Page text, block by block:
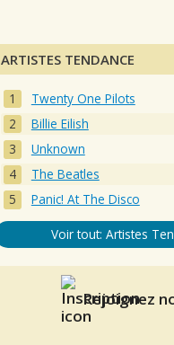
ARTISTES TENDANCE
Twenty One Pilots
Billie Eilish
Unknown
The Beatles
Panic! At The Disco
Voir tout: Artistes
Rejoignez